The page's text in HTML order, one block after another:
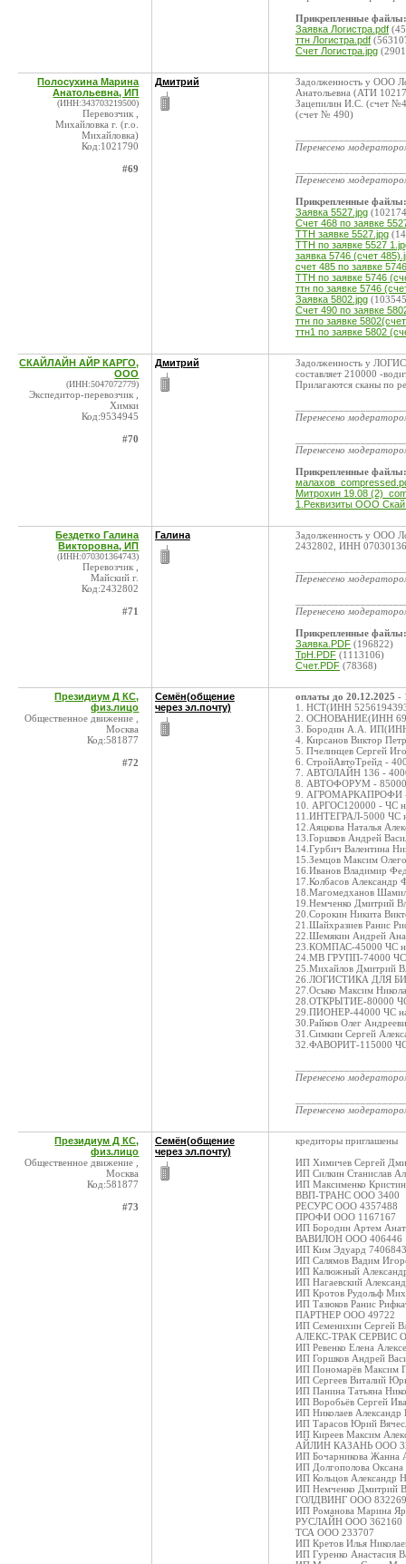
Прикрепленные файлы:
Заявка Логистра.pdf
ттн Логистра.pdf
Счет Логистра.jpg
Полосухина Марина
Анатольевна, ИП
(ИНН:343703219500)
Перевозчик ,
Михайловка г. (г.о.
Михайловка)
Код:1021790
#69
Дмитрий
Задолженность у ООО
Анатольевна (АТИ
Зацепилин И.С. (счет
(счет № 490)
Перенесено
Перенесено
Прикрепленные файлы:
Заявка 5527.jpg
Счет 468 по заявке
ТТН заявке 5527.jpg
ТТН по заявке 5527
заявка 5746 (счет
счет 485 по заявке
ТТН по заявке 5746
ттн по заявке 5746
Заявка 5802.jpg
Счет 490 по заявке
ттн по заявке
ттн1 по заявке 5802
СКАЙЛАЙН АЙР КАРГО,
ООО
(ИНН:5047072779)
Экспедитор-перевозчик ,
Химки
Код:9534945
#70
Дмитрий
Задолженность у
составляет 210000 -
Прилагаются сканы по
Перенесено
Перенесено
Прикрепленные файлы:
Митрохин 19.08
1.Реквизиты ООО
Бездетко Галина
Викторовна, ИП
(ИНН:070301364743)
Перевозчик ,
Майский г.
Код:2432802
#71
Галина
Задолженность у ООО
2432802, ИНН
Перенесено
Перенесено
Прикрепленные файлы:
Заявка.PDF (196822)
ТрН.PDF (1113106)
Счет.PDF (78368)
Президиум Д КС,
физ.лицо
Общественное движение ,
Москва
Код:581877
#72
Семён(общение
через эл.почту)
оплаты до 20.12.2025 -
1. НСТ(ИНН
2. ОСНОВАНИЕ(ИНН
3. Бородин А.А.
4. Кирсанов Виктор
5. Пчелинцев Сергей
6. СтройАвтоТрейд -
7. АВТОЛАЙН 136 -
8. АВТОФОРУМ -
9. АГРОМАРКАПРОФИ -
10. АРГОС120000 - ЧС
11.ИНТЕГРАЛ-5000 ЧС
12.Аяцкова Наталья
13.Горшков Андрей
14.Гурбич Валентина
15.Земцов Максим
16.Иванов Владимир
17.Колбасов
18.Магомедханов
19.Немченко Дмитрий
20.Сорокин Никита
21.Шайхразиев Ранис
22.Шемякин Андрей
23.КОМПАС-45000 ЧС
24.МВ ГРУПП-74000
25.Михайлов Дмитрий
26.ЛОГИСТИКА ДЛЯ
27.Осыко Максим
28.ОТКРЫТИЕ-80000
29.ПИОНЕР-44000 ЧС
30.Райков Олег
31.Симкин Сергей
32.ФАВОРИТ-115000
Перенесено
Перенесено
Президиум Д КС,
физ.лицо
Общественное движение ,
Москва
Код:581877
#73
Семён(общение
через эл.почту)
кредиторы приглашены
ИП Химичев Сергей
ИП Силкин Станислав
ИП Максименко
ВВП-ТРАНС ООО 3400
РЕСУРС ООО 4357488
ПРОФИ ООО 1167167
ИП Бородин Артем
ВАВИЛОН ООО 406446
ИП Ким Эдуард 7406843
ИП Салямов Вадим
ИП Калюжный
ИП Нагаевский
ИП Кротов Рудольф
ИП Тазюков Ранис
ПАРТНЕР ООО 49722
ИП Семенихин Сергей
АЛЕКС-ТРАК СЕРВИС
ИП Ревенко Елена
ИП Горшков Андрей
ИП Пономарёв Максим
ИП Сергеев Виталий
ИП Панина Татьяна
ИП Воробьёв Сергей
ИП Николаев Александр
ИП Тарасов Юрий
ИП Киреев Максим
АЙЛИН КАЗАНЬ ООО
ИП Бочарникова Жанна
ИП Долгополова Оксана
ИП Кольцов Александр
ИП Немченко Дмитрий
ГОЛДВИНГ ООО
ИП Романова Марина
РУСЛАЙН ООО 362160
ТСА ООО 233707
ИП Кретов Илья
ИП Гуренко Анастасия